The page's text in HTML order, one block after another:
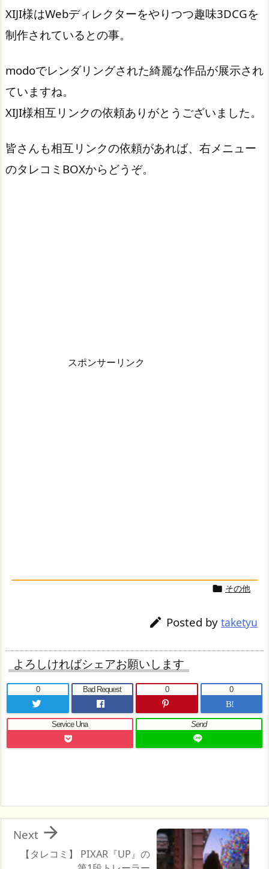
XIJI様はWebディレクターをやりつつ趣味3DCGを
制作されているとの事。
modoでレンダリングされた綺麗な作品が展示され
ていますね。
XIJI様相互リンクの依頼ありがとうございました。
皆さんも相互リンクの依頼があれば、右メニュー
のタレコミBOXからどうぞ。
スポンサーリンク
 その他
 Posted by taketyu
よろしければシェアお願いします
0 Bad Request
0
B!
0
Service Una Send
【タレコミ】 PIXAR『UP』の

Next